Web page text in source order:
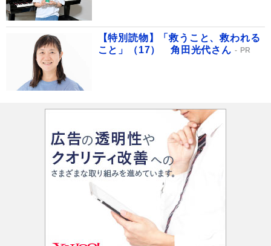
【特別読物】「救うこと、救われる
こと」（17） 角田光代さん
PR